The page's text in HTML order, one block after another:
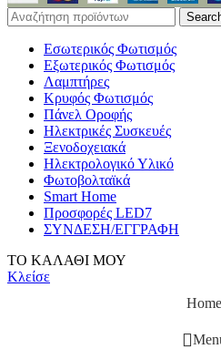
Εσωτερικός Φωτισμός
Εξωτερικός Φωτισμός
Λαμπτήρες
Κρυφός Φωτισμός
Πάνελ Οροφής
Ηλεκτρικές Συσκευές
Ξενοδοχειακά
Ηλεκτρολογικό Υλικό
Φωτοβολταϊκά
Smart Home
Προσφορές LED7
ΣΥΝΔΕΣΗ/ΕΓΓΡΑΦΗ
ΤΟ ΚΑΛΑΘΙ ΜΟΥ
Κλείσε
Home